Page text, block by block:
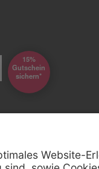
15%
Gutschein
*sichern